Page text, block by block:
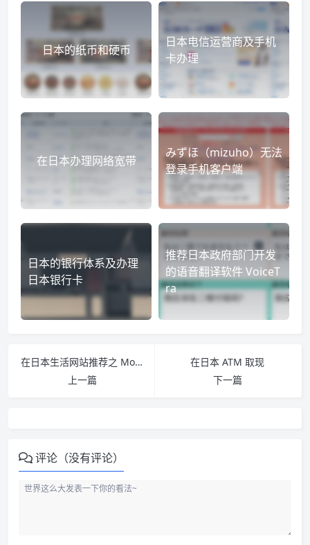
日本的纸币和硬币
日本电信运营商及手机
卡办理
在日本办理网络宽带
みずほ（mizuho）无法
登录手机客户端
日本的银行体系及办理
日本银行卡
推荐日本政府部门开发
的语音翻译软件 VoiceT
ra
在日本生活网站推荐之 Moppy
上一篇
在日本 ATM 取现
下一篇
评论（没有评论）